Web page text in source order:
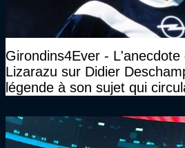
Girondins4Ever - L'anecdote
Lizarazu sur Didier
légende à son sujet qui